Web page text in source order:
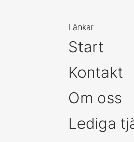
Länkar
Start
Kontakt
Om oss
Lediga